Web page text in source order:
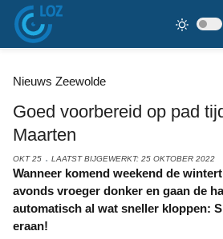
Nieuws Zeewolde
Goed voorbereid op pad
Maarten
OKT 25 LAATST BIJGEWERKT: 25 OKTOBER 2022
Wanneer komend weekend de wintertijd ingaat, wordt het ’s
avonds vroeger donker en gaan de
automatisch al wat sneller kloppen:
eraan!